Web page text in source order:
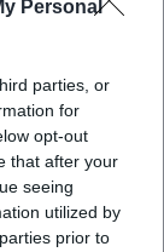
Personal
parties, or
for
opt-out
that after your
seeing
utilized by
prior to